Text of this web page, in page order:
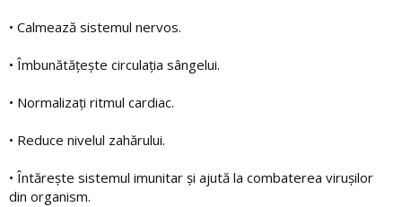
• Calmează sistemul nervos.
• Îmbunătățește circulația sângelui.
• Normalizați ritmul cardiac.
• Reduce nivelul zahărului.
• Întărește sistemul imunitar și ajută la combaterea virușilor
din organism.